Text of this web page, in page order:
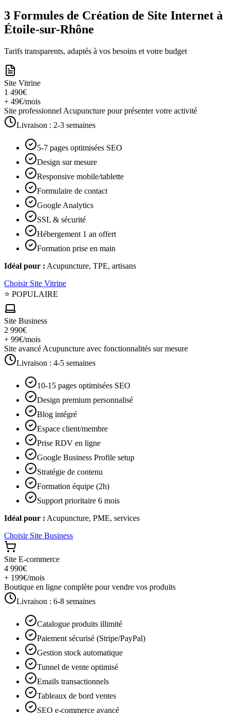
3 Formules de Création de Site Internet à
Étoile-sur-Rhône
Tarifs transparents, adaptés à vos besoins et votre budget
Site Vitrine
1 490€
+ 49€/mois
Site professionnel Acupuncture pour présenter votre activité
Livraison : 2-3 semaines
5-7 pages optimisées SEO
Design sur mesure
Responsive mobile/tablette
Formulaire de contact
Google Analytics
SSL & sécurité
Hébergement 1 an offert
Formation prise en main
Idéal pour : Acupuncture, TPE, artisans
Choisir Site Vitrine
⭐ POPULAIRE
Site Business
2 990€
+ 99€/mois
Site avancé Acupuncture avec fonctionnalités sur mesure
Livraison : 4-5 semaines
10-15 pages optimisées SEO
Design premium personnalisé
Blog intégré
Espace client/membre
Prise RDV en ligne
Google Business Profile setup
Stratégie de contenu
Formation équipe (2h)
Support prioritaire 6 mois
Idéal pour : Acupuncture, PME, services
Choisir Site Business
Site E-commerce
4 990€
+ 199€/mois
Boutique en ligne complète pour vendre vos produits
Livraison : 6-8 semaines
Catalogue produits illimité
Paiement sécurisé (Stripe/PayPal)
Gestion stock automatique
Tunnel de vente optimisé
Emails transactionnels
Tableaux de bord ventes
SEO e-commerce avancé